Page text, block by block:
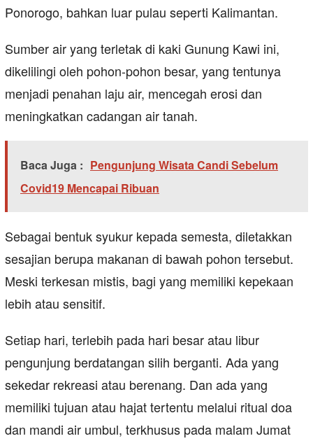
Ponorogo, bahkan luar pulau seperti Kalimantan.
Sumber air yang terletak di kaki Gunung Kawi ini,
dikelilingi oleh pohon-pohon besar, yang tentunya
menjadi penahan laju air, mencegah erosi dan
meningkatkan cadangan air tanah.
Baca Juga : Pengunjung Wisata Candi Sebelum
Covid19 Mencapai Ribuan
Sebagai bentuk syukur kepada semesta, diletakkan
sesajian berupa makanan di bawah pohon tersebut.
Meski terkesan mistis, bagi yang memiliki kepekaan
lebih atau sensitif.
Setiap hari, terlebih pada hari besar atau libur
pengunjung berdatangan silih berganti. Ada yang
sekedar rekreasi atau berenang. Dan ada yang
memiliki tujuan atau hajat tertentu melalui ritual doa
dan mandi air umbul, terkhusus pada malam Jumat